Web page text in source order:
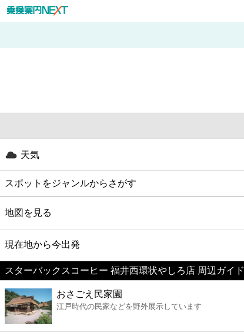
天気
スポットをジャンルからさがす
グルメ
映画
美容
コンビニ
地図を見る
現在地から今出発
スターバックスコーヒー 福井西環状やしろ店 周辺ガイド
おさごえ民家園
江戸時代の民家などを野外展示しています